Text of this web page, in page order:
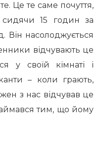
Це те саме почуття,
сидячи 15 годин за
Він насолоджується
відчувають це
у своїй кімнаті і
– коли грають,
з нас відчував це
тим, що йому